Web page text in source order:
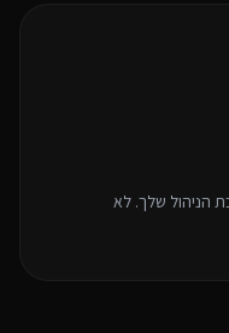
הניהול שלך. לא